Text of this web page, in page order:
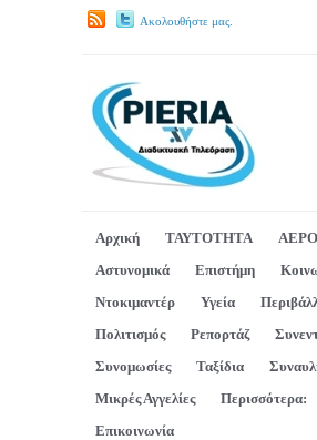
Ακολουθήστε μας.
Αρχική ΤΑΥΤΟΤΗΤΑ
Αστυνομικά
Επιστήμη
Ντοκιμαντέρ
Υγεία
Πολιτισμός
Ρεπορτάζ
Συνομωσίες
Ταξίδια
Μικρές Αγγελίες
Περισσότερα:
Επικοινωνία